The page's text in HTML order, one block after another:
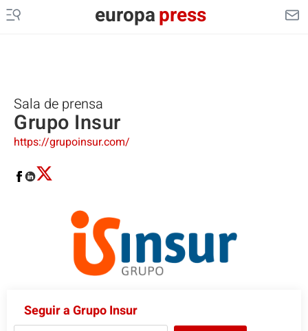
europapress
Sala de prensa
Grupo Insur
https://grupoinsur.com/
Seguir a Grupo Insur